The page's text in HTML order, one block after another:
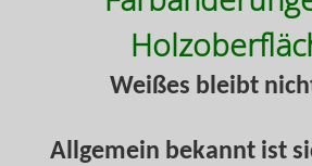
Weißes bleibt
Allgemein bekannt ist